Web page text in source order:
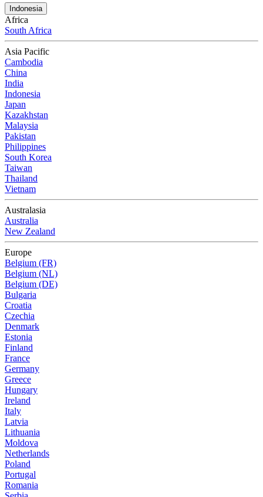
Indonesia
Africa
South Africa
Asia Pacific
Cambodia
China
India
Indonesia
Japan
Kazakhstan
Malaysia
Pakistan
Philippines
South Korea
Taiwan
Thailand
Vietnam
Australasia
Australia
New Zealand
Europe
Belgium (FR)
Belgium (NL)
Belgium (DE)
Bulgaria
Croatia
Czechia
Denmark
Estonia
Finland
France
Germany
Greece
Hungary
Ireland
Italy
Latvia
Lithuania
Moldova
Netherlands
Poland
Portugal
Romania